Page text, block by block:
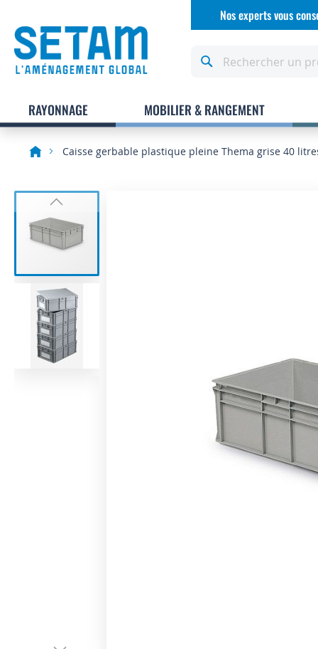
AllezNos experts vous
RAYONNAGE MOBILIER & RANGEMENT
Caisse gerbable plastique pleine Thema grise 40
Skip
to
end
gallery